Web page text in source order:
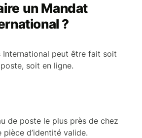
un Mandat
?
International peut être fait soit
soit en ligne.
de poste le plus près de chez
pièce d’identité valide.